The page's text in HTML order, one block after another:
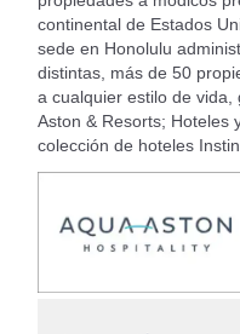
continental de Estados
sede en Honolulu
distintas, más de 50
a cualquier estilo de
Aston & Resorts; Hoteles
colección de hoteles